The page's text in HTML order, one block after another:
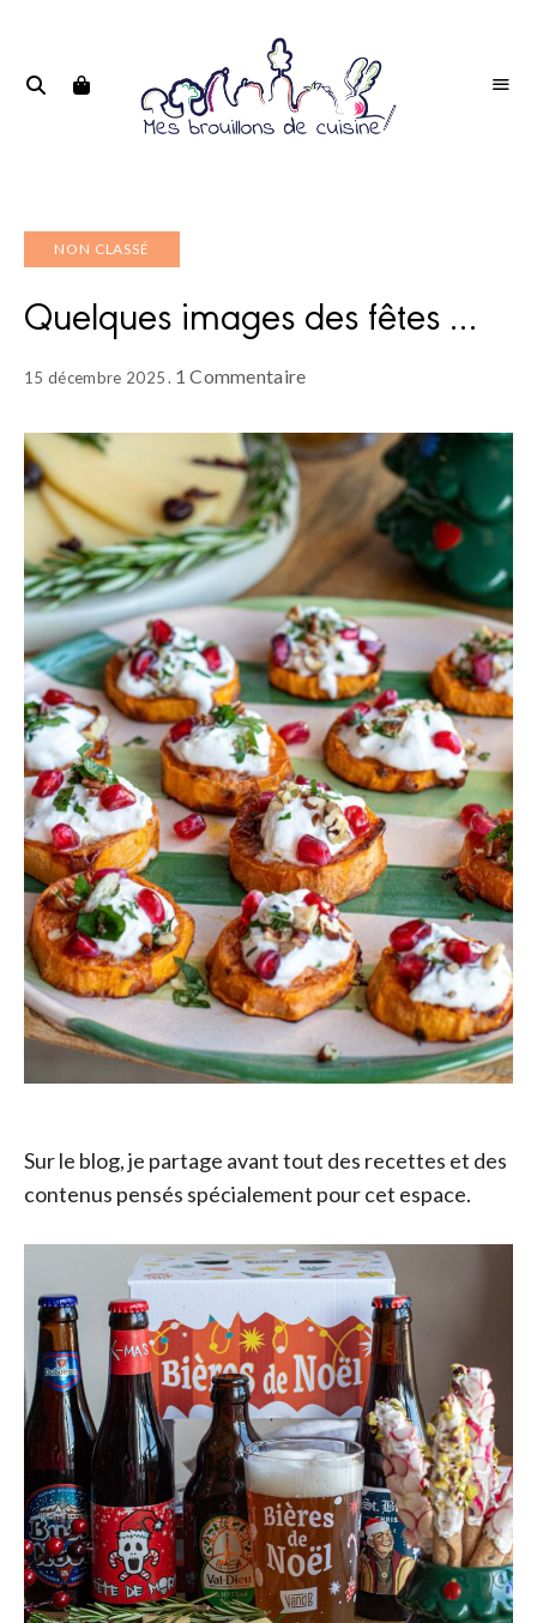
NON CLASSÉ
Quelques images des fêtes …
15 décembre 2025 1 Commentaire
Sur le blog, je partage avant tout des recettes et des
contenus pensés spécialement pour cet espace.